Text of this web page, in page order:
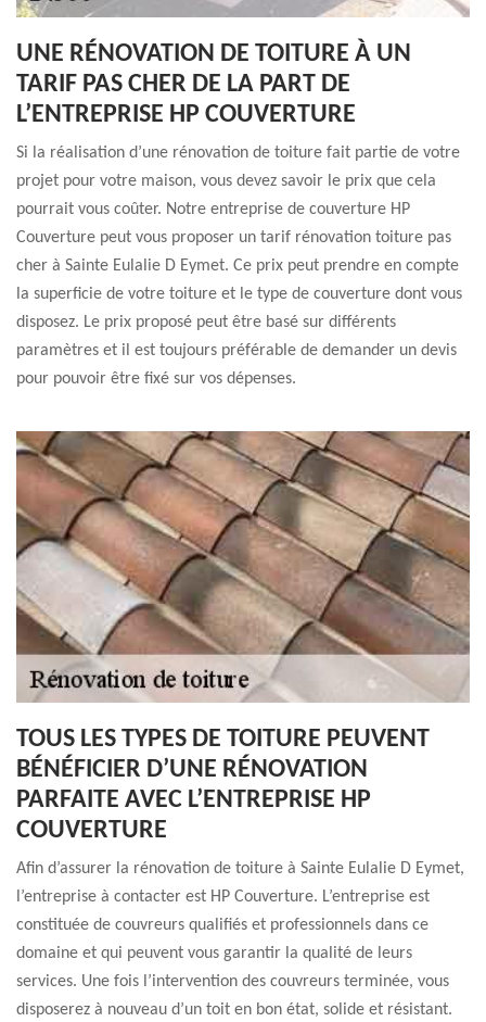
UNE RÉNOVATION DE TOITURE À UN
TARIF PAS CHER DE LA PART DE
L’ENTREPRISE HP COUVERTURE
Si la réalisation d’une rénovation de toiture fait partie de votre
projet pour votre maison, vous devez savoir le prix que cela
pourrait vous coûter. Notre entreprise de couverture HP
Couverture peut vous proposer un tarif rénovation toiture pas
cher à Sainte Eulalie D Eymet. Ce prix peut prendre en compte
la superficie de votre toiture et le type de couverture dont vous
disposez. Le prix proposé peut être basé sur différents
paramètres et il est toujours préférable de demander un devis
pour pouvoir être fixé sur vos dépenses.
TOUS LES TYPES DE TOITURE PEUVENT
BÉNÉFICIER D’UNE RÉNOVATION
PARFAITE AVEC L’ENTREPRISE HP
COUVERTURE
Afin d’assurer la rénovation de toiture à Sainte Eulalie D Eymet,
l’entreprise à contacter est HP Couverture. L’entreprise est
constituée de couvreurs qualifiés et professionnels dans ce
domaine et qui peuvent vous garantir la qualité de leurs
services. Une fois l’intervention des couvreurs terminée, vous
disposerez à nouveau d’un toit en bon état, solide et résistant.